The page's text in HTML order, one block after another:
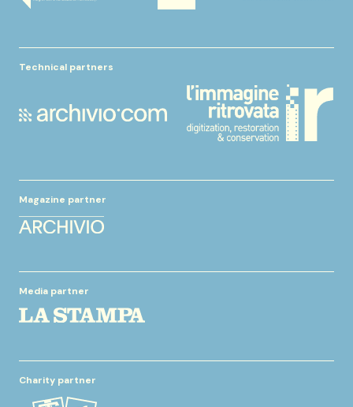
Technical partners
Magazine partner
Media partner
Charity partner